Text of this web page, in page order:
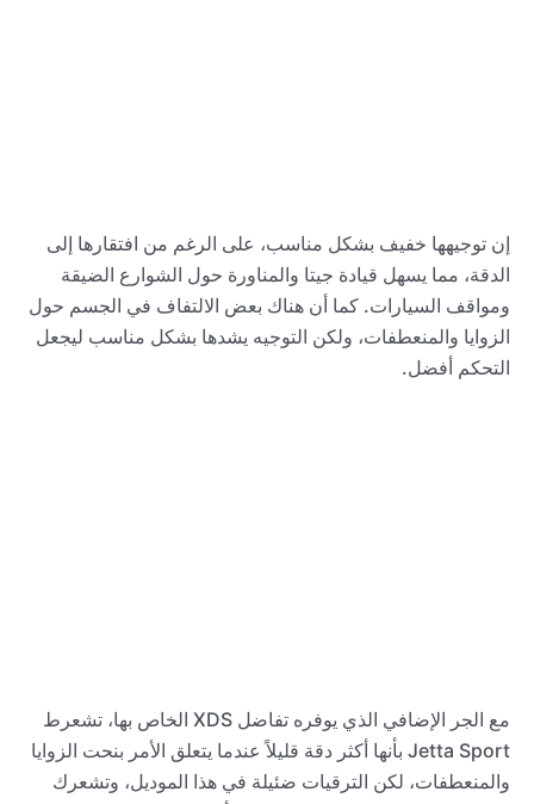
إن توجيهها خفيف بشكل مناسب، على الرغم من افتقارها إلى
الدقة، مما يسهل قيادة جيتا والمناورة حول الشوارع الضيقة
ومواقف السيارات. كما أن هناك بعض الالتفاف في الجسم حول
الزوايا والمنعطفات، ولكن التوجيه يشدها بشكل مناسب ليجعل
التحكم أفضل.
مع الجر الإضافي الذي يوفره تفاضل XDS الخاص بها، تشعرط
Jetta Sport بأنها أكثر دقة قليلاً عندما يتعلق الأمر بنحت الزوايا
والمنعطفات، لكن الترقيات ضئيلة في هذا الموديل، وتشعرك